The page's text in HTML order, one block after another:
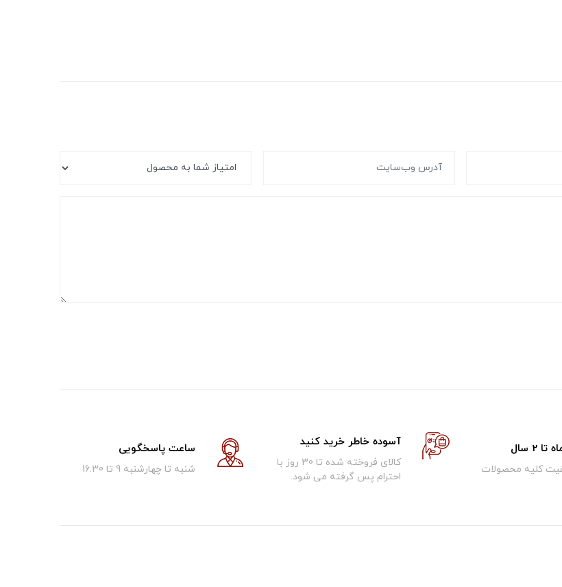
کلیه محصولات
آسوده خاطر خرید کنید
کالای فروخته شده تا 30 روز با
احترام پس گرفته می شود.
ساعت پاسخگویی
شنبه تا چهارشنبه 9 تا 16.30